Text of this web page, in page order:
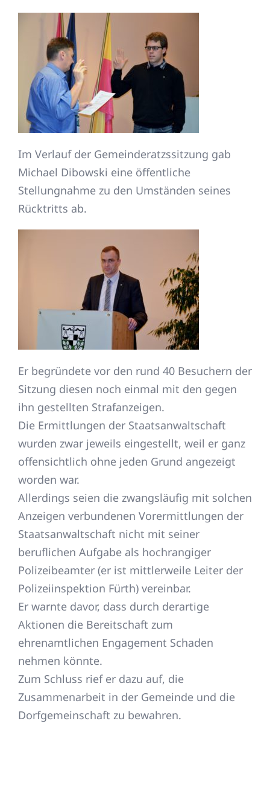
Im Verlauf der Gemeinderatzssitzung gab
Michael Dibowski eine öffentliche
Stellungnahme zu den Umständen seines
Rücktritts ab.
Er begründete vor den rund 40 Besuchern der
Sitzung diesen noch einmal mit den gegen
ihn gestellten Strafanzeigen.
Die Ermittlungen der Staatsanwaltschaft
wurden zwar jeweils eingestellt, weil er ganz
offensichtlich ohne jeden Grund angezeigt
worden war.
Allerdings seien die zwangsläufig mit solchen
Anzeigen verbundenen Vorermittlungen der
Staatsanwaltschaft nicht mit seiner
beruflichen Aufgabe als hochrangiger
Polizeibeamter (er ist mittlerweile Leiter der
Polizeiinspektion Fürth) vereinbar.
Er warnte davor, dass durch derartige
Aktionen die Bereitschaft zum
ehrenamtlichen Engagement Schaden
nehmen könnte.
Zum Schluss rief er dazu auf, die
Zusammenarbeit in der Gemeinde und die
Dorfgemeinschaft zu bewahren.